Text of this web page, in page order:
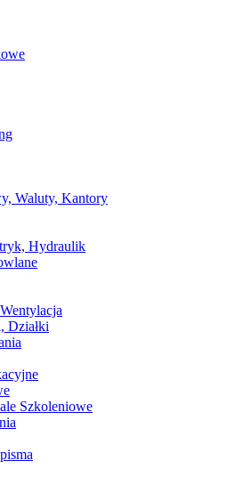
Waluty, Kantory
Hydraulik
Działki
Szkoleniowe